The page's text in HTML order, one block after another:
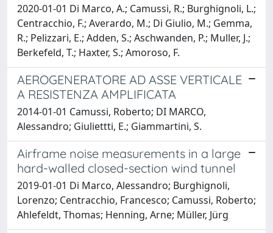
2020-01-01 Di Marco, A.; Camussi, R.; Burghignoli, L.;
Centracchio, F.; Averardo, M.; Di Giulio, M.; Gemma,
R.; Pelizzari, E.; Adden, S.; Aschwanden, P.; Muller, J.;
Berkefeld, T.; Haxter, S.; Amoroso, F.
AEROGENERATORE AD ASSE VERTICALE
A RESISTENZA AMPLIFICATA
2014-01-01 Camussi, Roberto; DI MARCO,
Alessandro; Giuliettti, E.; Giammartini, S.
Airframe noise measurements in a large
hard-walled closed-section wind tunnel
2019-01-01 Di Marco, Alessandro; Burghignoli,
Lorenzo; Centracchio, Francesco; Camussi, Roberto;
Ahlefeldt, Thomas; Henning, Arne; Müller, Jürg